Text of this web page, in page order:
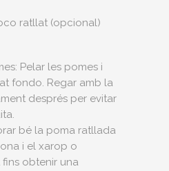
ratllat (opcional)
Pelar les pomes i
fondo. Regar amb la
després per evitar
bé la poma ratllada
i el xarop o
fins obtenir una